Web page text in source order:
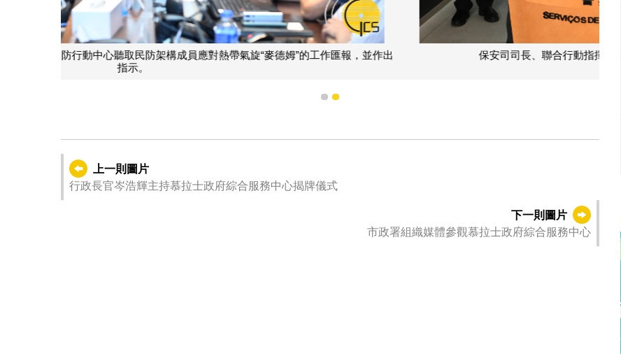
保安司司長、聯合行動指揮官黄少澤向傳媒介紹應對熱帶氣旋“麥德姆”的工作部署。
1 2
上一則圖片
行政長官岑浩輝主持慕拉士政府綜合服務中心揭牌儀式
下一則圖片
市政署組織媒體參觀慕拉士政府綜合服務中心